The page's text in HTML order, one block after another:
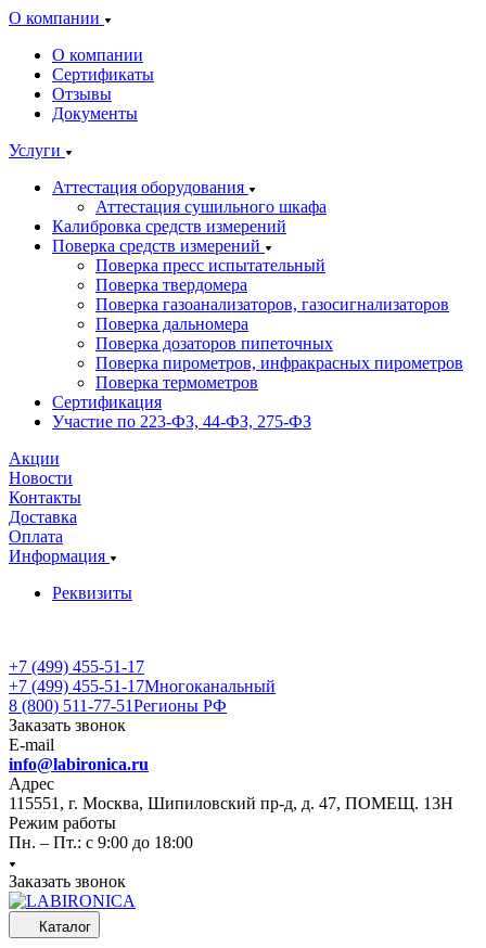
О компании
О компании
Сертификаты
Отзывы
Документы
Услуги
Аттестация оборудования
Аттестация сушильного шкафа
Калибровка средств измерений
Поверка средств измерений
Поверка пресс испытательный
Поверка твердомера
Поверка газоанализаторов, газосигнализаторов
Поверка дальномера
Поверка дозаторов пипеточных
Поверка пирометров, инфракрасных пирометров
Поверка термометров
Сертификация
Участие по 223-ФЗ, 44-ФЗ, 275-ФЗ
Акции
Новости
Контакты
Доставка
Оплата
Информация
Реквизиты
+7 (499) 455-51-17
+7 (499) 455-51-17Многоканальный
8 (800) 511-77-51Регионы РФ
Заказать звонок
E-mail
info@labironica.ru
Адрес
115551, г. Москва, Шипиловский пр-д, д. 47, ПОМЕЩ. 13Н
Режим работы
Пн. – Пт.: с 9:00 до 18:00
Заказать звонок
Каталог